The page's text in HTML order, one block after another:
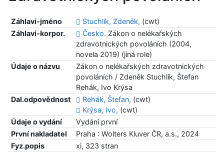
Záhlaví-jméno Stuchlík, Zdeněk, (cwt)
Záhlaví-korpor.
Česko. Zákon o nelékařských
zdravotnických povoláních (2004,
novela 2019) (jiná role)
Údaje o názvu
Zákon o nelékařských zdravotnických
povoláních / Zdeněk Stuchlík, Štefan
Rehák, Ivo Krýsa
Dal.odpovědnost
Rehák, Štefan, (cwt)
Krýsa, Ivo, (cwt)
Údaje o vydání
Vydání první
První nakladatel
Praha : Wolters Kluver ČR, a.s., 2024
Fyz.popis
xi, 323 stran